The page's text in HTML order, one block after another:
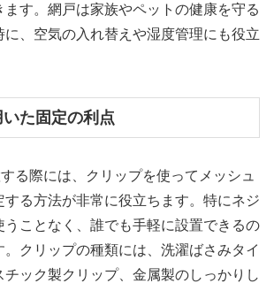
ます。網戸は家族やペットの健康を守る
に、空気の入れ替えや湿度管理にも役立
た固定の利点
る際には、クリップを使ってメッシュ
する方法が非常に役立ちます。特にネジ
うことなく、誰でも手軽に設置できるの
。クリップの種類には、洗濯ばさみタイ
チック製クリップ、金属製のしっかりし